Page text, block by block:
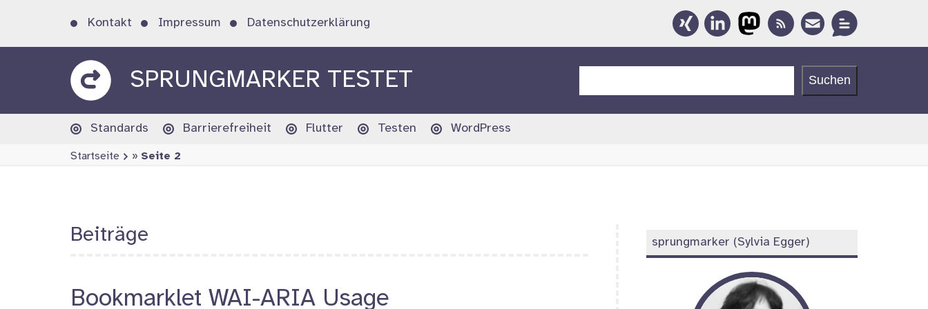
springen
sprungmarker
testet
Metanavigation
Kontakt Impressum Datenschutzerklärung
Social
SPRUNGMARKER TESTET Suchen
Hauptnavigation
Standards Barrierefreiheit Flutter Testen WordPress
Startseite » Seite 2
Beiträge
Bookmarklet WAI-ARIA Usage
Weitere
Informationen
sprungmarker (Sylvia Egger)